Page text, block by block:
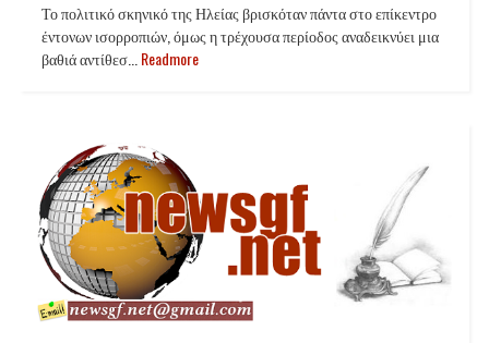
Το πολιτικό σκηνικό της Ηλείας βρισκόταν πάντα στο επίκεντρο
έντονων ισορροπιών, όμως η τρέχουσα περίοδος αναδεικνύει μια
βαθιά αντίθεσ...Readmore